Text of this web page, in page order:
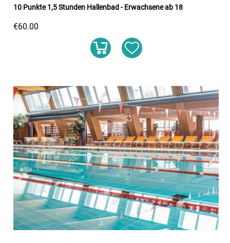
10 Punkte 1,5 Stunden Hallenbad - Erwachsene ab 18
€60.00